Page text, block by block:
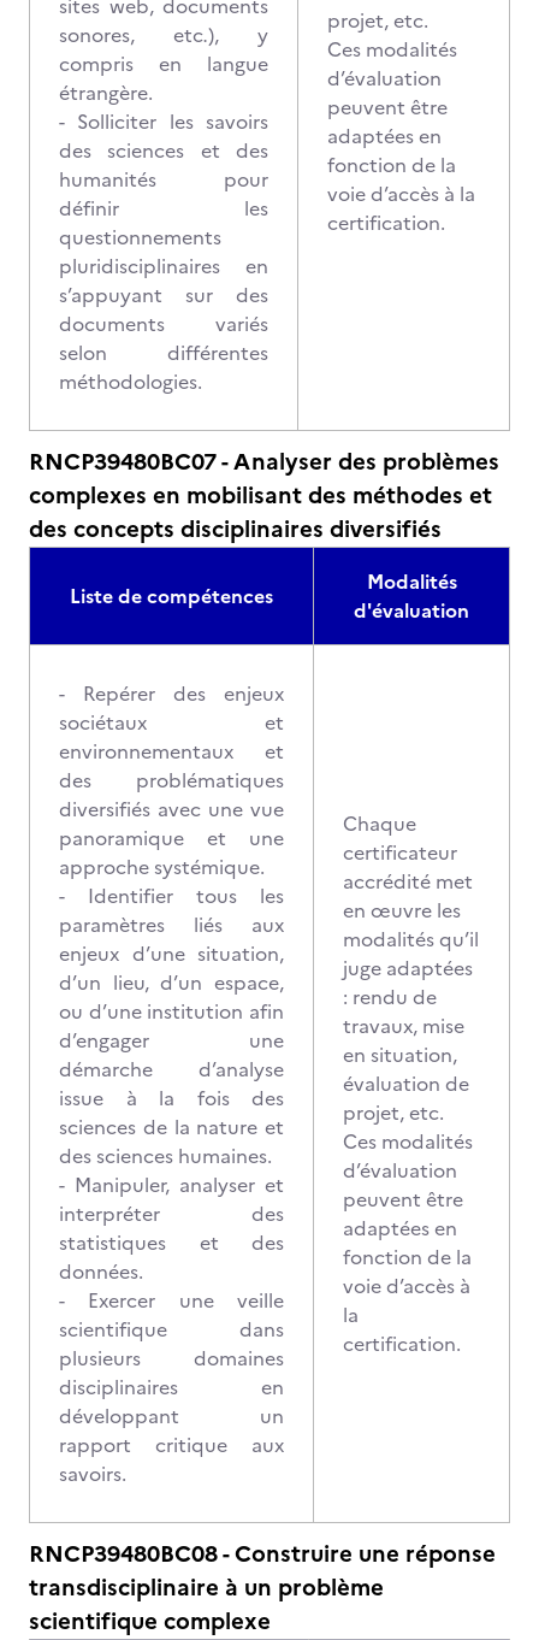
sites web, documents
sonores, etc.), y
compris en langue
étrangère.
- Solliciter les savoirs
des sciences et des
humanités pour
définir les
questionnements
pluridisciplinaires en
s’appuyant sur des
documents variés
selon différentes
méthodologies.
projet, etc.
Ces modalités
d’évaluation
peuvent être
adaptées en
fonction de la
voie d’accès à la
certification.
RNCP39480BC07 - Analyser des problèmes
complexes en mobilisant des méthodes et
des concepts disciplinaires diversifiés
Liste de compétences
Modalités
d'évaluation
- Repérer des enjeux
sociétaux et
environnementaux et
des problématiques
diversifiés avec une vue
panoramique et une
approche systémique.
- Identifier tous les
paramètres liés aux
enjeux d’une situation,
d’un lieu, d’un espace,
ou d’une institution afin
d’engager une
démarche d’analyse
issue à la fois des
sciences de la nature et
des sciences humaines.
- Manipuler, analyser et
interpréter des
statistiques et des
données.
- Exercer une veille
scientifique dans
plusieurs domaines
disciplinaires en
développant un
rapport critique aux
savoirs.
Chaque
certificateur
accrédité met
en œuvre les
modalités qu’il
juge adaptées
: rendu de
travaux, mise
en situation,
évaluation de
projet, etc.
Ces modalités
d’évaluation
peuvent être
adaptées en
fonction de la
voie d’accès à
la
certification.
RNCP39480BC08 - Construire une réponse
transdisciplinaire à un problème
scientifique complexe